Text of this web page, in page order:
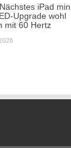
iPad
Upgrade wohl
mit 60 Hertz